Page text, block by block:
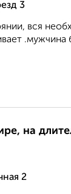
3
вся
.мужчина
на
2